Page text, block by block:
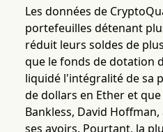
Les données de
portefeuilles détenant
réduit leurs soldes de
que le fonds de dotation
liquidé l'intégralité de sa
de dollars en Ether et
Bankless, David
ses avoirs. Pourtant, la